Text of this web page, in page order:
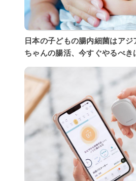
日本の子どもの腸内細菌はア
ちゃんの腸活、今すぐやるべき